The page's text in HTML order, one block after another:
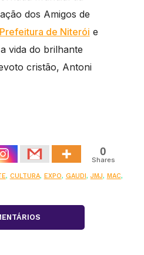
dos Amigos de
Prefeitura de Niterói e
vida do brilhante
cristão, Antoni
0
Shares
, CULTURA, EXPO, GAUDI , JMJ, MAC,